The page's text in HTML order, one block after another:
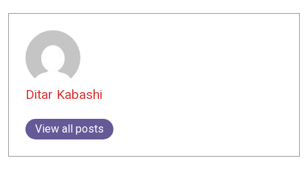
Ditar Kabashi
View all posts